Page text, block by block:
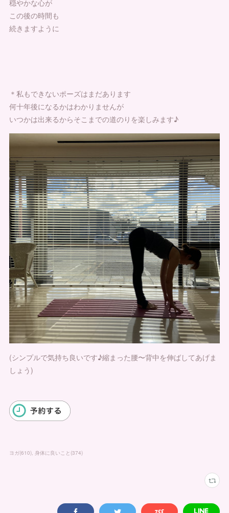
穏やかな心が
この後の時間も
続きますように
＊私もできないポーズはまだあります
何十年後になるかはわかりませんが
いつかは出来るからそこまでの道のりを楽しみます♪
(シンプルで気持ち良いです♪縮まった腰〜背中を伸ばしてあげま
しょう)
ヨガ(610) 身体に良いこと (374)